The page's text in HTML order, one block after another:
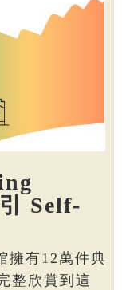
Self-
擁有12萬件典
整欣賞到這